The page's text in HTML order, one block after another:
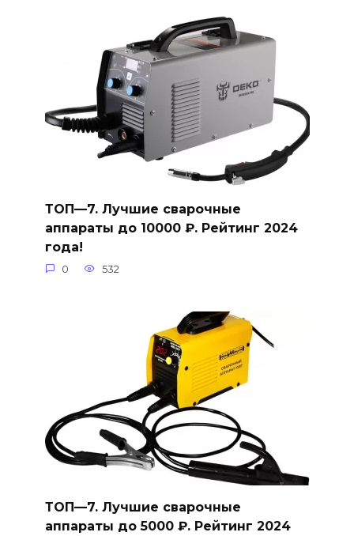
ТОП—7. Лучшие сварочные
аппараты до 10000 ₽. Рейтинг 2024
года!
0 532
ТОП—7. Лучшие сварочные
аппараты до 5000 ₽. Рейтинг 2024